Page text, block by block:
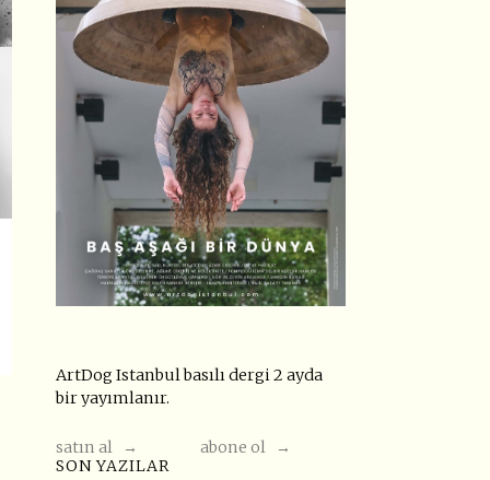
ArtDog Istanbul basılı dergi 2 ayda
bir yayımlanır.
satın al →
abone ol →
SON YAZILAR